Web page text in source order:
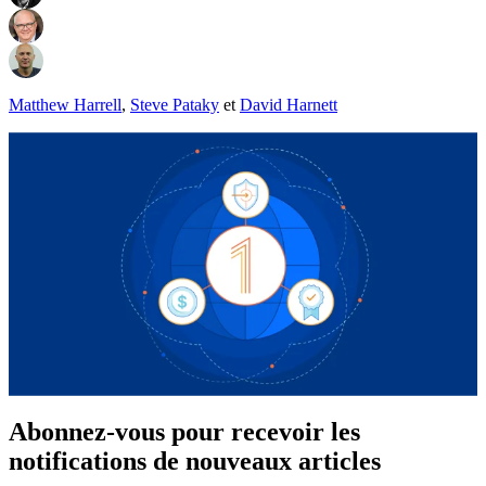
Matthew Harrell, Steve Pataky et David Harnett
Abonnez-vous pour recevoir les
notifications de nouveaux articles